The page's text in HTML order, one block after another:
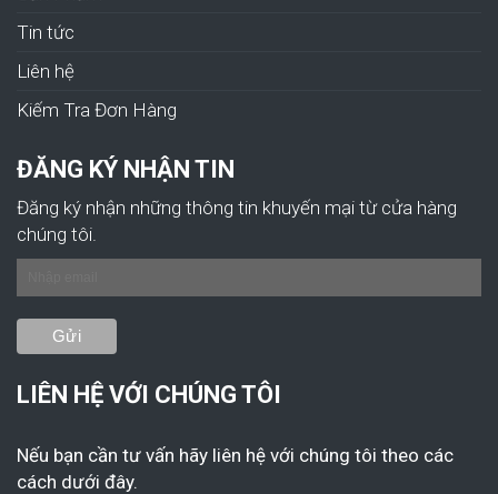
Tin tức
Liên hệ
Kiếm Tra Đơn Hàng
ĐĂNG KÝ NHẬN TIN
Đăng ký nhận những thông tin khuyến mại từ cửa hàng
chúng tôi.
LIÊN HỆ VỚI CHÚNG TÔI
Nếu bạn cần tư vấn hãy liên hệ với chúng tôi theo các
cách dưới đây.